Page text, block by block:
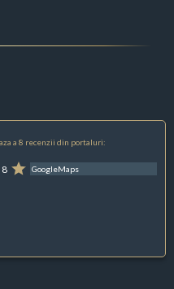
a 8 recenzii din portaluri:
8 GoogleMaps